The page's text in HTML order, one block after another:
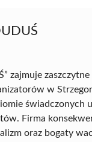
zajmuje
w
świadczonych
Firma
oraz bogaty